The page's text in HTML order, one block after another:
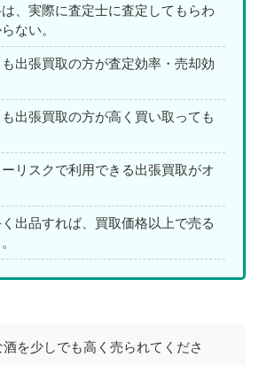
、実際に査定士に査定してもらわ
ない。
出張買取の方が査定効率・売却効
出張買取の方が高く買い取っても
リスクで利用できる出張買取がオ
出品すれば、買取価格以上で売る
を少しでも高く売られてくださ